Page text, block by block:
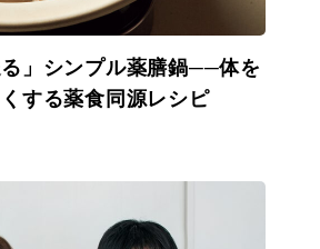
」シンプル薬膳鍋──体を
する薬食同源レシピ